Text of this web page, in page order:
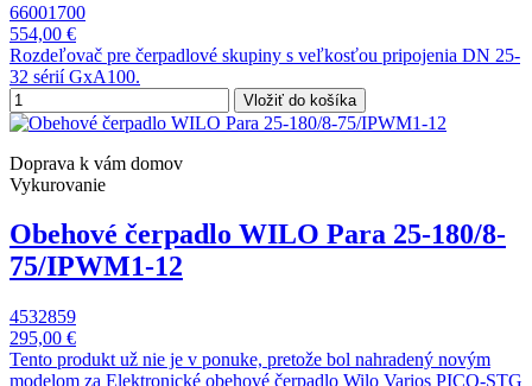
66001700
554,00 €
Rozdeľovač pre čerpadlové skupiny s veľkosťou pripojenia DN 25-
32 sérií GxA100.
Vložiť do košíka
Doprava k vám domov
Vykurovanie
Obehové čerpadlo WILO Para 25-180/8-
75/IPWM1-12
4532859
295,00 €
Tento produkt už nie je v ponuke, pretože bol nahradený novým
modelom za Elektronické obehové čerpadlo Wilo Varios PICO-STG